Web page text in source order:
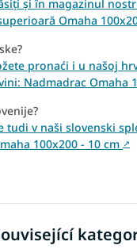
și în magazinul
Omaha
pronaći i u našoj
Nadmadrac Omaha
tudi v naši slovenski
100x200 - 10 cm ↗